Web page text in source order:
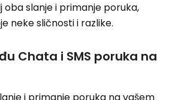
oba slanje i primanje poruka,
neke sličnosti i razlike.
Chata i SMS poruka na